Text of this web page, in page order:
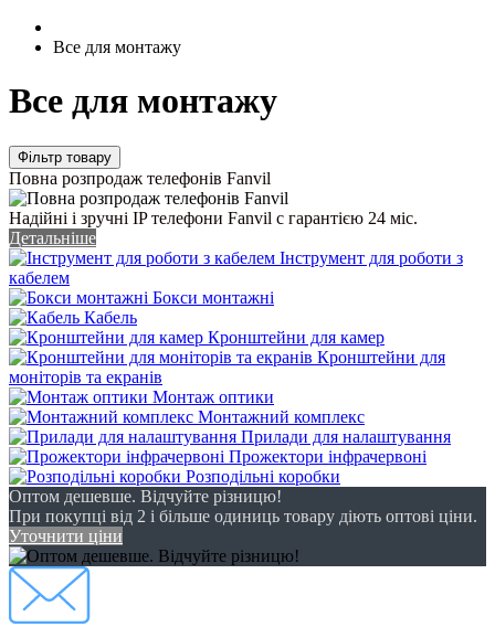
Все для монтажу
Все для монтажу
Фільтр товару
Повна розпродаж телефонів Fanvil
Надійні і зручні IP телефони Fanvil c гарантією 24 міс.
Детальніше
Інструмент для роботи з
кабелем
Бокси монтажні
Кабель
Кронштейни для камер
Кронштейни для
моніторів та екранів
Монтаж оптики
Монтажний комплекс
Прилади для налаштування
Прожектори інфрачервоні
Розподільні коробки
Оптом дешевше. Відчуйте різницю!
При покупці від 2 і більше одиниць товару діють оптові ціни.
Уточнити ціни